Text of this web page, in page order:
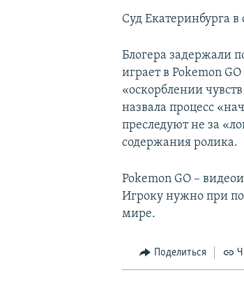
Суд Екатеринбурга в
Блогера задержали
играет в Pokemon
«оскорблении
назвала процесс
преследуют не за
содержания ролика.
Pokemon GO –
Игроку нужно при
мире.
Поделиться